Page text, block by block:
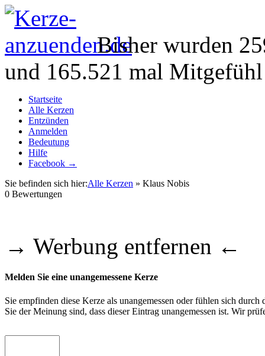
Bisher wurden
und 165.521 mal
Startseite
Alle Kerzen
Entzünden
Anmelden
Bedeutung
Hilfe
Facebook →
Sie befinden sich hier:Alle Kerzen » Klaus Nobis
0 Bewertungen
→ Werbung entfernen ←
Melden Sie eine unangemessene Kerze
Sie empfinden diese Kerze als unangemessen oder fühlen sich
Sie der Meinung sind, dass dieser Eintrag unangemessen ist. Wir